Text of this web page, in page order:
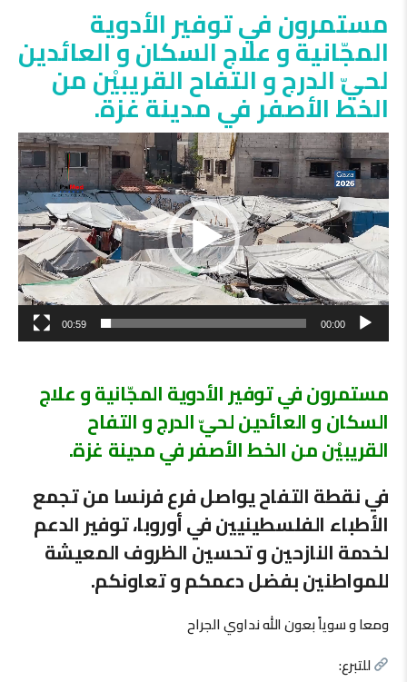
مستمرون في توفير الأدوية
المجّانية و علاج السكان و العائدين
لحيّ الدرج و التفاح القريبيْن من
الخط الأصفر في مدينة غزة.
مشغل
الفيديو
00:00
00:59
مستمرون في توفير الأدوية المجّانية و علاج
السكان و العائدين لحيّ الدرج و التفاح
القريبيْن من الخط الأصفر في مدينة غزة.
في نقطة التفاح يواصل فرع فرنسا من تجمع
الأطباء الفلسطينيين في أوروبا، توفير الدعم
لخدمة النازحين و تحسين الظروف المعيشة
للمواطنين بفضل دعمكم و تعاونكم.
ومعا و سوياً بعون الله نداوي الجراح
للتبرع: